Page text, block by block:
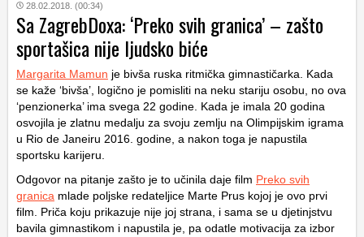
28.02.2018. (00:34)
Sa ZagrebDoxa: ‘Preko svih granica’ – zašto
sportašica nije ljudsko biće
Margarita Mamun je bivša ruska ritmička gimnastičarka. Kada
se kaže ‘bivša’, logično je pomisliti na neku stariju osobu, no ova
‘penzionerka’ ima svega 22 godine. Kada je imala 20 godina
osvojila je zlatnu medalju za svoju zemlju na Olimpijskim igrama
u Rio de Janeiru 2016. godine, a nakon toga je napustila
sportsku karijeru.
Odgovor na pitanje zašto je to učinila daje film Preko svih
granica mlade poljske redateljice Marte Prus kojoj je ovo prvi
film. Priča koju prikazuje nije joj strana, i sama se u djetinjstvu
bavila gimnastikom i napustila je, pa odatle motivacija za izbor